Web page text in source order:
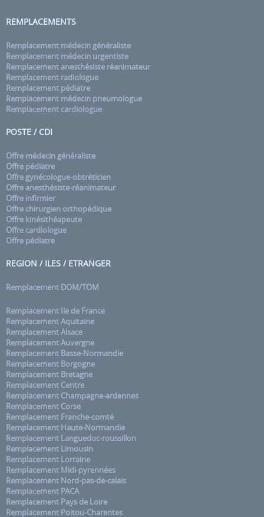
REMPLACEMENTS
Remplacement médecin généraliste
Remplacement médecin urgentiste
Remplacement anesthésiste réanimateur
Remplacement radiologue
Remplacement pédiatre
Remplacement médecin pneumologue
Remplacement cardiologue
POSTE / CDI
Offre médecin généraliste
Offre pédiatre
Offre gynécologue-obtréticien
Offre anesthésiste-réanimateur
Offre infirmier
Offre chirurgien orthopédique
Offre kinésithéapeute
Offre cardiologue
Offre pédiatre
REGION / ILES / ETRANGER
Remplacement DOM/TOM
Remplacement Ile de France
Remplacement Aquitaine
Remplacement Alsace
Remplacement Auvergne
Remplacement Basse-Normandie
Remplacement Borgogne
Remplacement Bretagne
Remplacement Centre
Remplacement Champagne-ardennes
Remplacement Corse
Remplacement Franche-comté
Remplacement Haute-Normandie
Remplacement Languedoc-roussillon
Remplacement Limousin
Remplacement Lorraine
Remplacement Midi-pyrennées
Remplacement Nord-pas-de-calais
Remplacement PACA
Remplacement Pays de Loire
Remplacement Poitou-Charentes